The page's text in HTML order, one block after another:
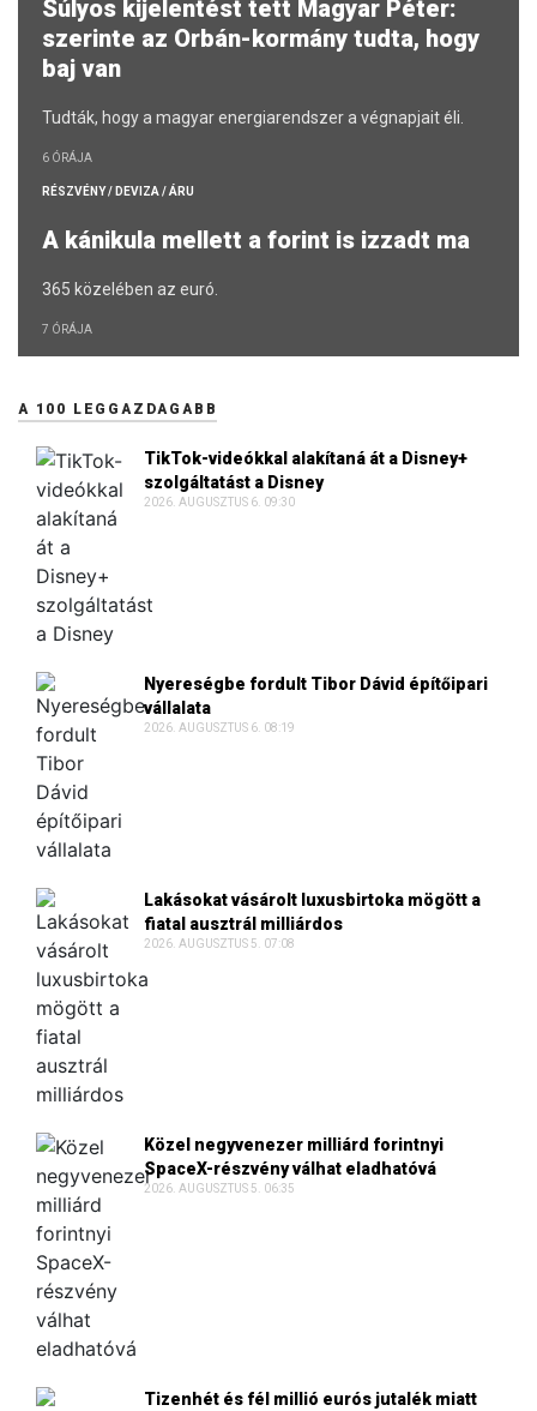
Súlyos kijelentést tett Magyar Péter:
szerinte az Orbán-kormány tudta, hogy
baj van
Tudták, hogy a magyar energiarendszer a végnapjait éli.
6 ÓRÁJA
RÉSZVÉNY / DEVIZA / ÁRU
A kánikula mellett a forint is izzadt ma
365 közelében az euró.
7 ÓRÁJA
A 100 LEGGAZDAGABB
TikTok-videókkal alakítaná át a Disney+
szolgáltatást a Disney
2026. AUGUSZTUS 6. 09:30
Nyereségbe fordult Tibor Dávid építőipari
vállalata
2026. AUGUSZTUS 6. 08:19
Lakásokat vásárolt luxusbirtoka mögött a
fiatal ausztrál milliárdos
2026. AUGUSZTUS 5. 07:08
Közel negyvenezer milliárd forintnyi
SpaceX-részvény válhat eladhatóvá
2026. AUGUSZTUS 5. 06:35
Tizenhét és fél millió eurós jutalék miatt